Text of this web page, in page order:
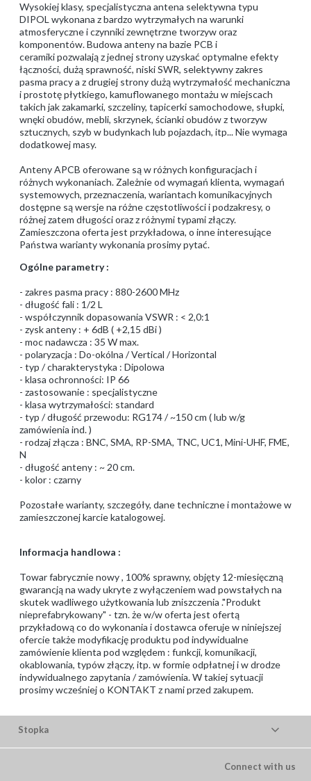
Wysokiej klasy, specjalistyczna antena selektywna typu
DIPOL wykonana z bardzo wytrzymałych na warunki
atmosferyczne i czynniki zewnętrzne tworzyw oraz
komponentów. Budowa anteny na bazie PCB i
ceramiki pozwalają z jednej strony uzyskać optymalne efekty
łączności, dużą sprawność, niski SWR, selektywny zakres
pasma pracy a z drugiej strony dużą wytrzymałość mechaniczna
i prostotę płytkiego, kamuflowanego montażu w miejscach
takich jak zakamarki, szczeliny, tapicerki samochodowe, słupki,
wnęki obudów, mebli, skrzynek, ścianki obudów z tworzyw
sztucznych, szyb w budynkach lub pojazdach, itp... Nie wymaga
dodatkowej masy.
Anteny APCB oferowane są w różnych konfiguracjach i
różnych wykonaniach. Zależnie od wymagań klienta, wymagań
systemowych, przeznaczenia, wariantach komunikacyjnych
dostępne są wersje na różne częstotliwości i podzakresy, o
różnej zatem długości oraz z różnymi typami złączy.
Zamieszczona oferta jest przykładowa, o inne interesujące
Państwa warianty wykonania prosimy pytać.
Ogólne parametry :
- zakres pasma pracy : 880-2600 MHz
- długość fali : 1/2 L
- współczynnik dopasowania VSWR : < 2,0:1
- zysk anteny : + 6dB ( +2,15 dBi )
- moc nadawcza : 35 W max.
- polaryzacja : Do-okólna / Vertical / Horizontal
- typ / charakterystyka : Dipolowa
- klasa ochronności: IP 66
- zastosowanie : specjalistyczne
- klasa wytrzymałości: standard
- typ / długość przewodu: RG174 / ~150 cm ( lub w/g
zamówienia ind. )
- rodzaj złącza : BNC, SMA, RP-SMA, TNC, UC1, Mini-UHF, FME,
N
- długość anteny : ~ 20 cm.
- kolor : czarny
Pozostałe warianty, szczegóły, dane techniczne i montażowe w
zamieszczonej karcie katalogowej.
Informacja handlowa :
Towar fabrycznie nowy , 100% sprawny, objęty 12-miesięczną
gwarancją na wady ukryte z wyłączeniem wad powstałych na
skutek wadliwego użytkowania lub zniszczenia ."Produkt
nieprefabrykowany" - tzn. że w/w oferta jest ofertą
przykładową co do wykonania i dostawca oferuje w niniejszej
ofercie także modyfikację produktu pod indywidualne
zamówienie klienta pod względem : funkcji, komunikacji,
okablowania, typów złączy, itp. w formie odpłatnej i w drodze
indywidualnego zapytania / zamówienia. W takiej sytuacji
prosimy wcześniej o KONTAKT z nami przed zakupem.
Stopka
Connect with us